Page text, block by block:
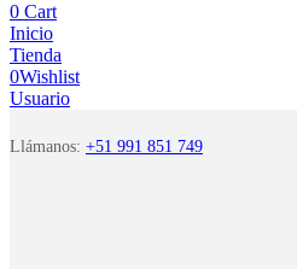
0 Cart
Inicio
Tienda
0Wishlist
Usuario
Llámanos: +51 991 851 749